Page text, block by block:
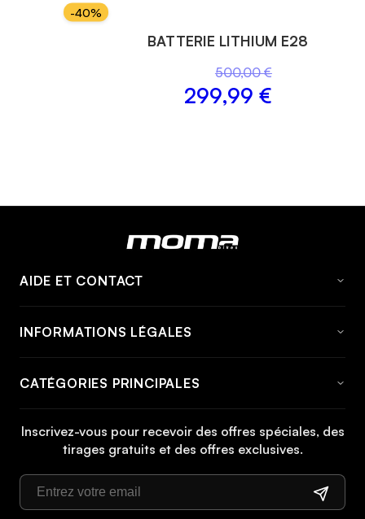
-40%
BATTERIE LITHIUM E28
500,00 €
299,99 €
AIDE ET CONTACT
Informations de retour
Manuels
INFORMATIONS LÉGALES
Politique de cookies
Politique de confidentialité
Droit de rétractation
CATÉGORIES PRINCIPALES
Vélo VTT
Vélo de ville
Vélo pliant
Inscrivez-vous pour recevoir des offres spéciales, des
tirages gratuits et des offres exclusives.